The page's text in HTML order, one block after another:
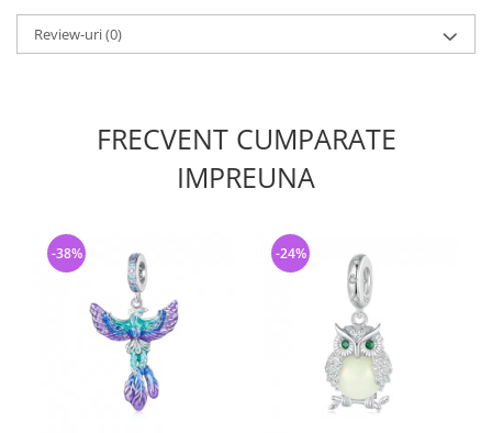
Review-uri(0)
FRECVENT CUMPARATE
IMPREUNA
-38% -24%